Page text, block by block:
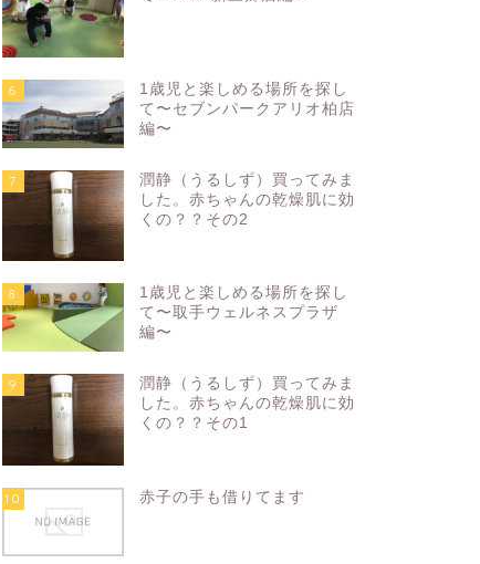
6
1歳児と楽しめる場所を探し
て〜セブンパークアリオ柏店
編〜
7
潤静（うるしず）買ってみま
した。赤ちゃんの乾燥肌に効
くの？？その2
8
1歳児と楽しめる場所を探し
て〜取手ウェルネスプラザ
編〜
9
潤静（うるしず）買ってみま
した。赤ちゃんの乾燥肌に効
くの？？その1
10 赤子の手も借りてます